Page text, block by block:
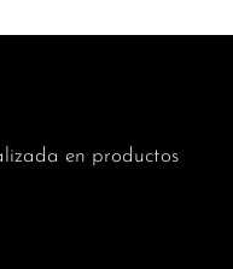
en productos